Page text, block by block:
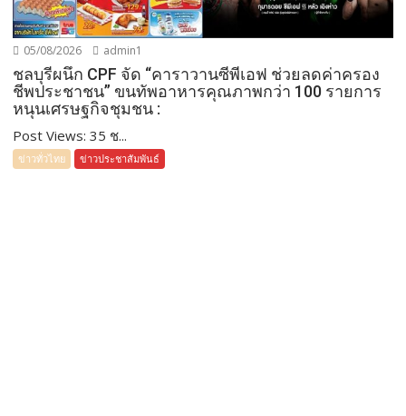
05/08/2026 admin1
ชลบุรีผนึก CPF จัด “คาราวานซีพีเอฟ ช่วยลดค่าครอง
ชีพประชาชน” ขนทัพอาหารคุณภาพกว่า 100 รายการ
หนุนเศรษฐกิจชุมชน :
Post Views: 35 ช...
ข่าวทั่วไทย ข่าวประชาสัมพันธ์